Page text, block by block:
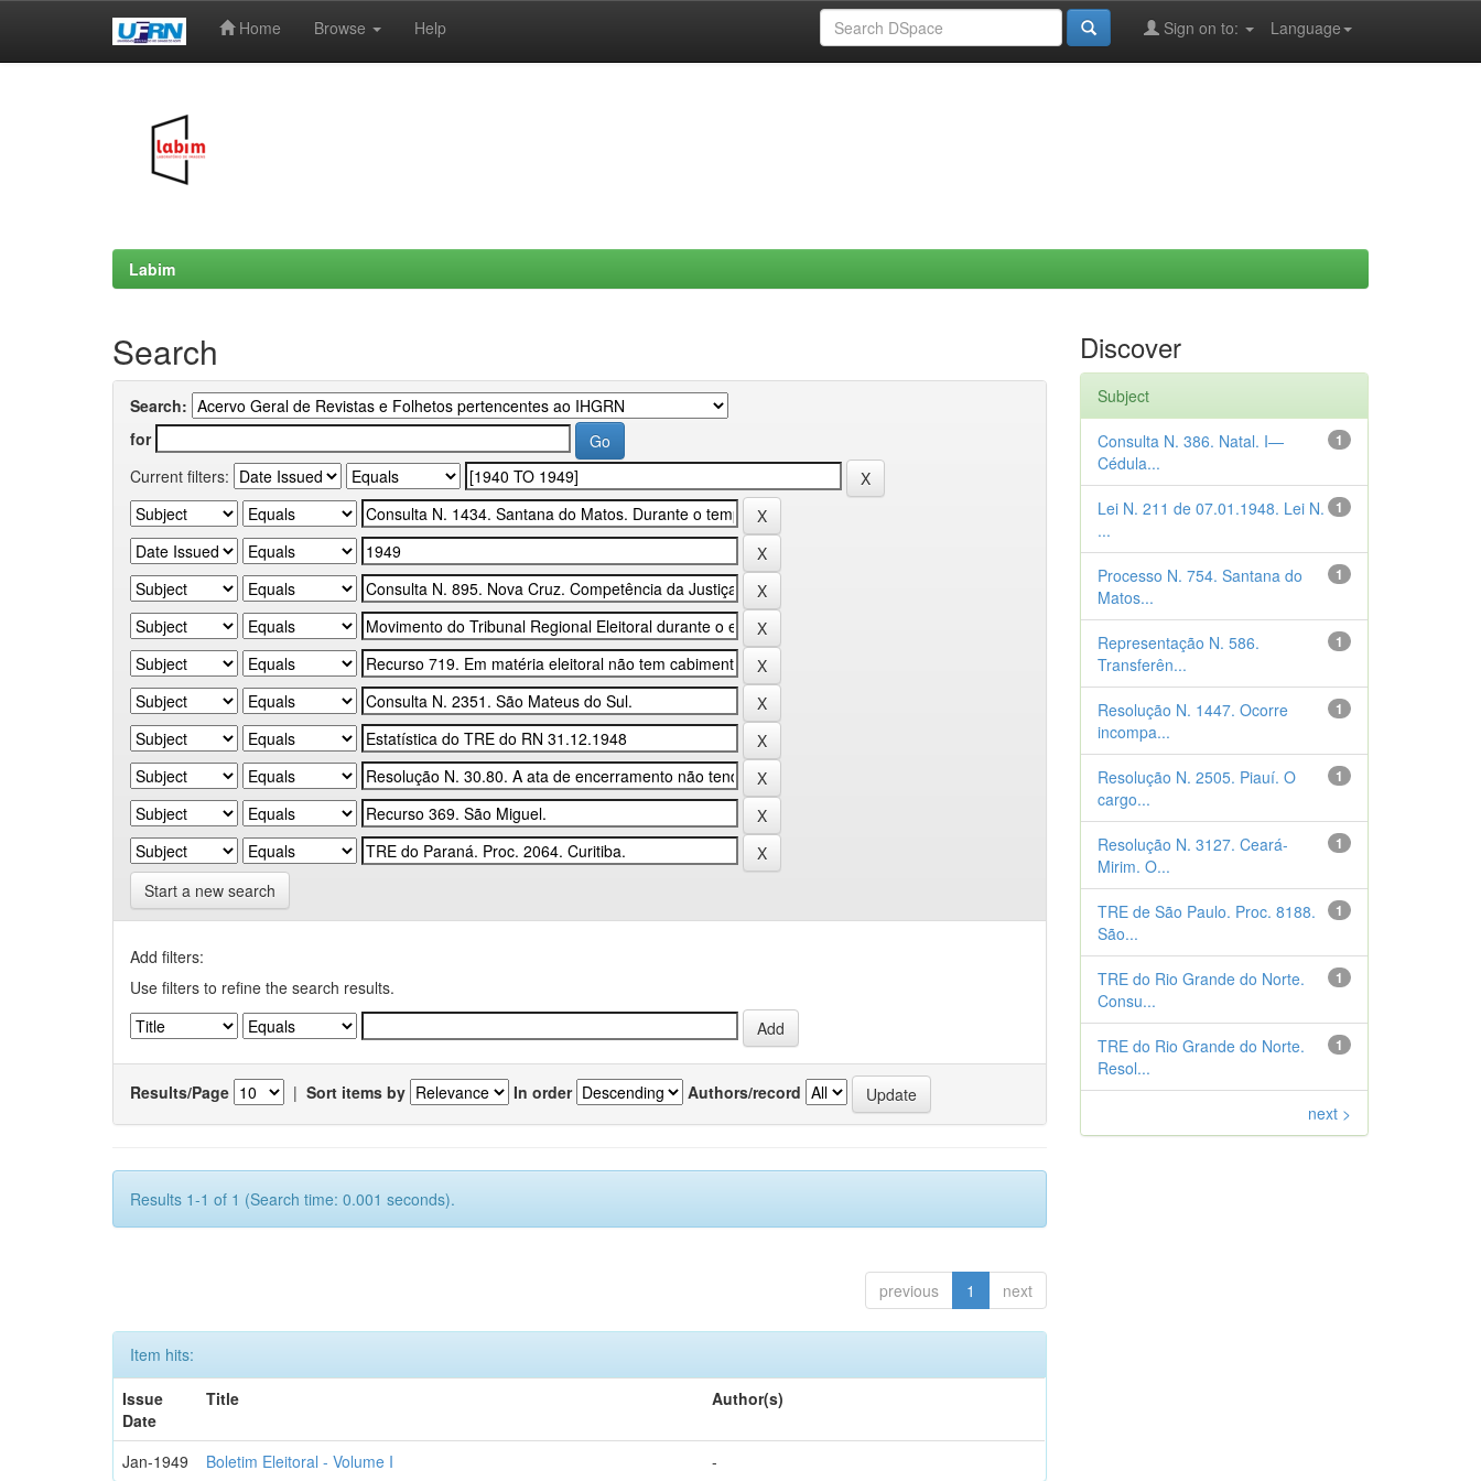
Home Browse Help Language
Sign on to:
Labim
Search
Search:
for
Current filters:
Start a new search
Add filters:
Use filters to refine the search results.
Results/Page | Sort items by In order Authors/record
Results 1-1 of 1 (Search time: 0.001 seconds).
previous 1 next
Item hits:
Issue
Date
Title Author(s)
Jan-1949 Boletim Eleitoral - Volume I -
Discover
Subject
1
Consulta N. 386. Natal. I—
Cédula...
1
Lei N. 211 de 07.01.1948. Lei N.
...
1
Processo N. 754. Santana do
Matos...
1
Representação N. 586.
Transferên...
1
Resolução N. 1447. Ocorre
incompa...
1
Resolução N. 2505. Piauí. O
cargo...
1
Resolução N. 3127. Ceará-
Mirim. O...
1
TRE de São Paulo. Proc. 8188.
São...
1
TRE do Rio Grande do Norte.
Consu...
1
TRE do Rio Grande do Norte.
Resol...
next >